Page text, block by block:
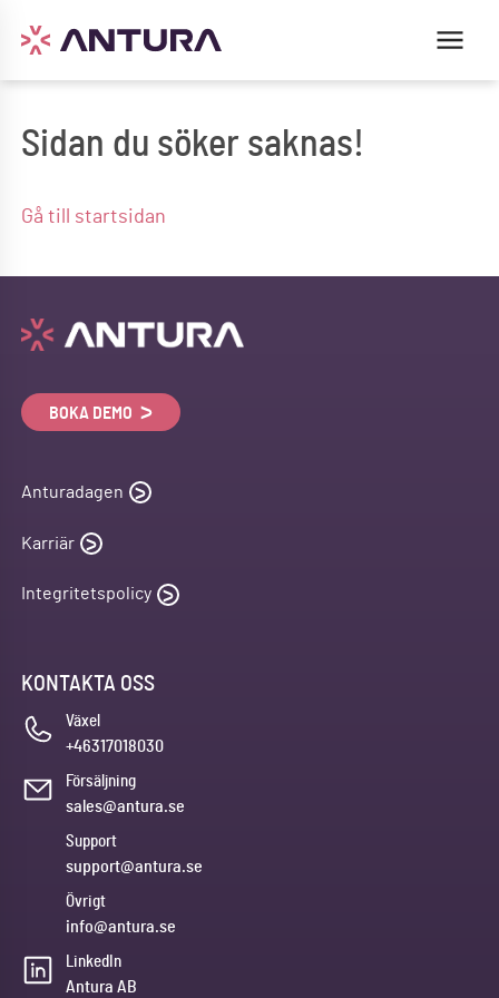
Sidan du söker saknas!
Gå till startsidan
BOKA DEMO
Anturadagen
Karriär
Integritetspolicy
KONTAKTA OSS
Växel
+46317018030
Försäljning
sales@antura.se
Support
support@antura.se
Övrigt
info@antura.se
LinkedIn
Antura AB